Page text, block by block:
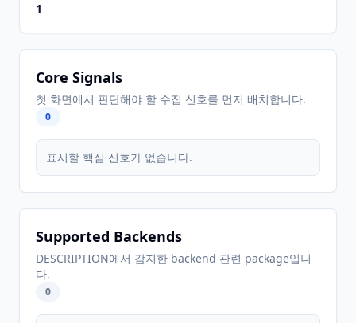
1
Core Signals
첫 화면에서 판단해야 할 수집 신호를 먼저 배치합니다.
0
표시할 핵심 신호가 없습니다.
Supported Backends
DESCRIPTION에서 감지한 backend 관련 package입니
다.
0